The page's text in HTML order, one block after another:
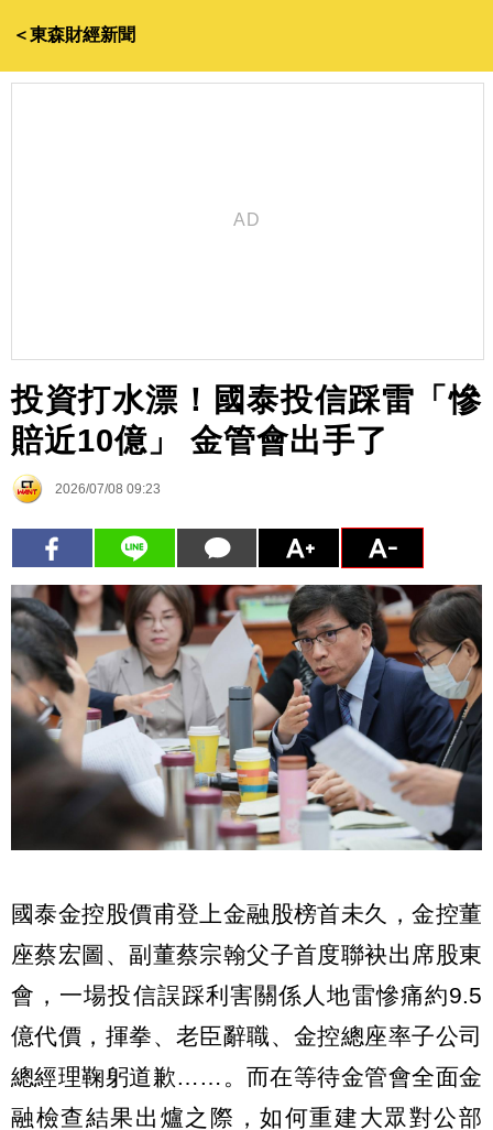
＜東森財經新聞
投資打水漂！國泰投信踩雷「慘
賠近10億」 金管會出手了
2026/07/08 09:23
國泰金控股價甫登上金融股榜首未久，金控董
座蔡宏圖、副董蔡宗翰父子首度聯袂出席股東
會，一場投信誤踩利害關係人地雷慘痛約9.5
億代價，揮拳、老臣辭職、金控總座率子公司
總經理鞠躬道歉……。而在等待金管會全面金
融檢查結果出爐之際，如何重建大眾對公部